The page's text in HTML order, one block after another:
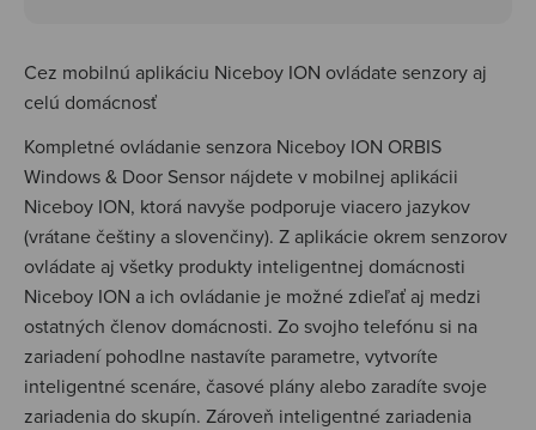
Cez mobilnú aplikáciu Niceboy ION ovládate senzory aj
celú domácnosť
Kompletné ovládanie senzora Niceboy ION ORBIS
Windows & Door Sensor nájdete v mobilnej aplikácii
Niceboy ION, ktorá navyše podporuje viacero jazykov
(vrátane češtiny a slovenčiny). Z aplikácie okrem senzorov
ovládate aj všetky produkty inteligentnej domácnosti
Niceboy ION a ich ovládanie je možné zdieľať aj medzi
ostatných členov domácnosti. Zo svojho telefónu si na
zariadení pohodlne nastavíte parametre, vytvoríte
inteligentné scenáre, časové plány alebo zaradíte svoje
zariadenia do skupín. Zároveň inteligentné zariadenia